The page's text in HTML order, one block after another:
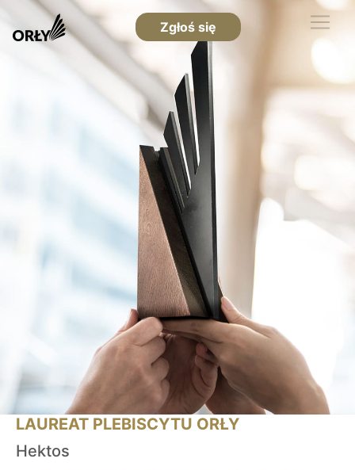
Zgłoś się
LAUREAT PLEBISCYTU ORŁY
Hektos